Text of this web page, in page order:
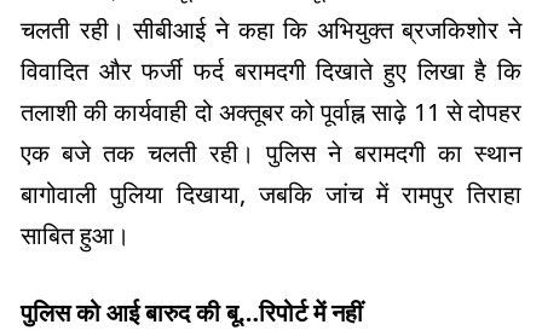
चलती रही। सीबीआई ने कहा कि अभियुक्त ब्रजकिशोर ने
विवादित और फर्जी फर्द बरामदगी दिखाते हुए लिखा है कि
तलाशी की कार्यवाही दो अक्तूबर को पूर्वाह्न साढ़े 11 से दोपहर
एक बजे तक चलती रही। पुलिस ने बरामदगी का स्थान
बागोवाली पुलिया दिखाया, जबकि जांच में रामपुर तिराहा
साबित हुआ।
पुलिस को आई बारुद की बू…रिपोर्ट में नहीं